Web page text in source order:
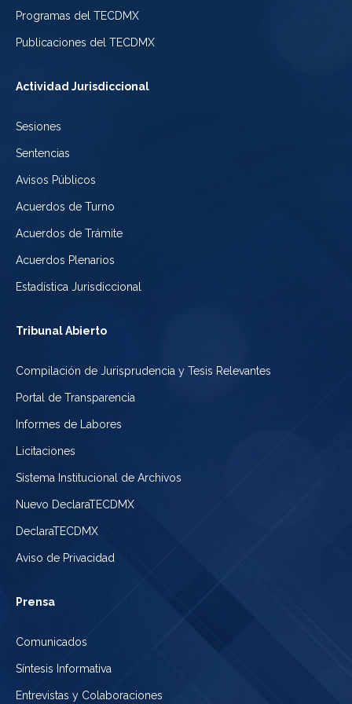
Programas del TECDMX
Publicaciones del TECDMX
Actividad Jurisdiccional
Sesiones
Sentencias
Avisos Públicos
Acuerdos de Turno
Acuerdos de Trámite
Acuerdos Plenarios
Estadística Jurisdiccional
Tribunal Abierto
Compilación de Jurisprudencia y Tesis Relevantes
Portal de Transparencia
Informes de Labores
Licitaciones
Sistema Institucional de Archivos
Nuevo DeclaraTECDMX
DeclaraTECDMX
Aviso de Privacidad
Prensa
Comunicados
Síntesis Informativa
Entrevistas y Colaboraciones